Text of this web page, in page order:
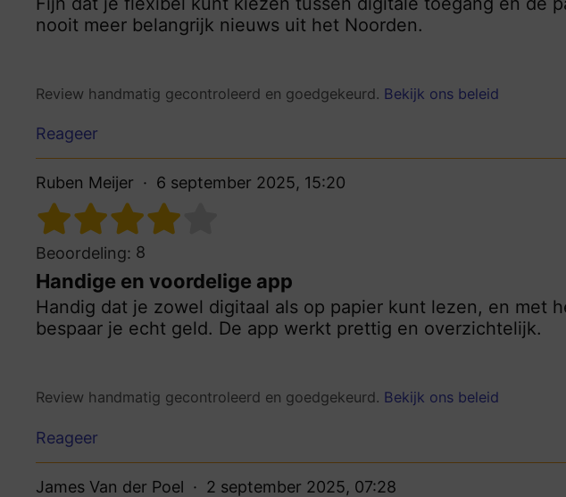
nooit meer belangrijk nieuws uit het Noorden.
Review handmatig gecontroleerd en goedgekeurd. Bekijk ons beleid
Reageer
Ruben Meijer 6 september 2025, 15:20
Beoordeling: 8
Handige en voordelige app
Handig dat je zowel digitaal als op papier kunt lezen, en met
bespaar je echt geld. De app werkt prettig en overzichtelijk.
Review handmatig gecontroleerd en goedgekeurd. Bekijk ons beleid
Reageer
James Van der Poel 2 september 2025, 07:28